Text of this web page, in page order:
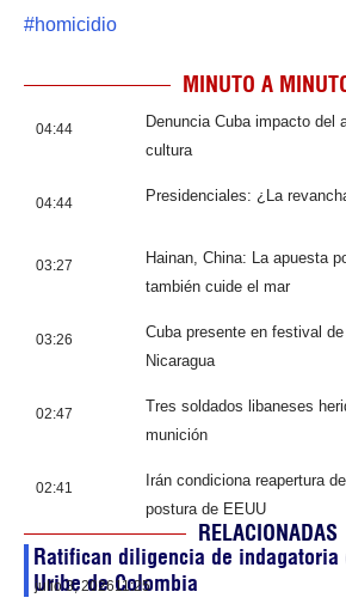
#homicidio
MINUTO A
04:44
Denuncia Cuba impacto del
cultura
04:44 Presidenciales: ¿La
03:27
Hainan, China: La apuesta
también cuide el mar
03:26
Cuba presente en festival
Nicaragua
02:47
Tres soldados libaneses
munición
02:41
Irán condiciona reapertura
postura de EEUU
RELACIONADAS
Ratifican diligencia de indagatoria
Uribe de Colombia
julio 3, 202611:25